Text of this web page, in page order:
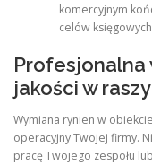
komercyjnym
celów
Profesjonalna
jakości w
Wymiana rynien w
operacyjny Twojej firmy.
pracę Twojego zespołu